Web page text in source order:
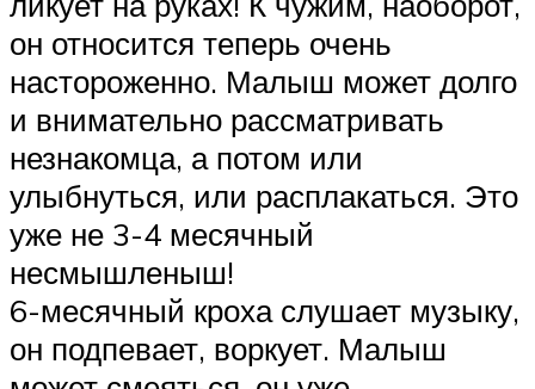
он относится теперь очень
настороженно. Малыш может долго
и внимательно рассматривать
незнакомца, а потом или
улыбнуться, или расплакаться. Это
уже не 3-4 месячный
несмышленыш!
6-месячный кроха слушает музыку,
он подпевает, воркует. Малыш